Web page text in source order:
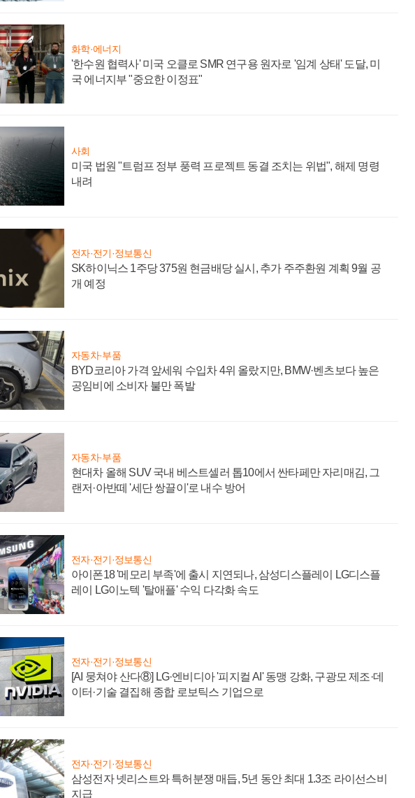
화학·에너지
'한수원 협력사' 미국 오클로 SMR 연구용 원자로 '임계 상태' 도달, 미
국 에너지부 "중요한 이정표"
사회
미국 법원 "트럼프 정부 풍력 프로젝트 동결 조치는 위법", 해제 명령
내려
전자·전기·정보통신
SK하이닉스 1주당 375원 현금배당 실시, 추가 주주환원 계획 9월 공
개 예정
자동차·부품
BYD코리아 가격 앞세워 수입차 4위 올랐지만, BMW·벤츠보다 높은
공임비에 소비자 불만 폭발
자동차·부품
현대차 올해 SUV 국내 베스트셀러 톱10에서 싼타페만 자리매김, 그
랜저·아반떼 '세단 쌍끌이'로 내수 방어
전자·전기·정보통신
아이폰18 '메모리 부족'에 출시 지연되나, 삼성디스플레이 LG디스플
레이 LG이노텍 '탈애플' 수익 다각화 속도
전자·전기·정보통신
[AI 뭉쳐야 산다⑧] LG·엔비디아 '피지컬 AI' 동맹 강화, 구광모 제조·데
이터·기술 결집해 종합 로보틱스 기업으로
전자·전기·정보통신
삼성전자 넷리스트와 특허분쟁 매듭, 5년 동안 최대 1.3조 라이선스비
지급